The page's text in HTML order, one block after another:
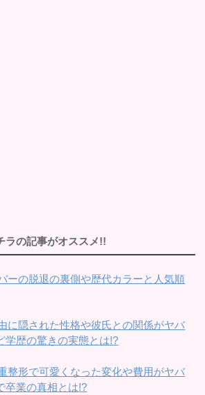
ラの記事がオススメ!!
ーの脱退の裏側や歴代カラーと人気順
に隠された性格や彼氏との関係がヤバ
学歴の驚きの実態とは!?
整形で可愛くなった変化や費用がヤバ
卒業の真相とは!?